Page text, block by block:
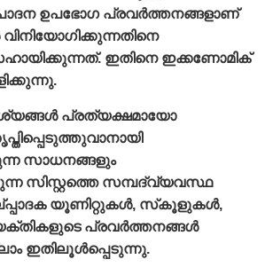
ഉപഭോഗ പ്രവർത്തനങ്ങളാണ്
ഇതിനെ ഇക്കണോമിക്
പ്രത്യക്ഷമായോ
സാധനങ്ങളും
സിസ്റ്റത്തെ സമ്പദ്‌വ്യവസ്ഥ
യൂണിറ്റുകള്‍, സ്‌കൂളുകള്‍,
പ്രവര്‍ത്തനങ്ങള്‍
ഇതിലൂള്‍പ്പെടുന്നു.